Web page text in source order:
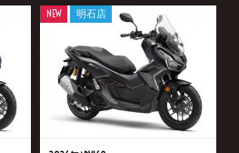
NEW 明石店